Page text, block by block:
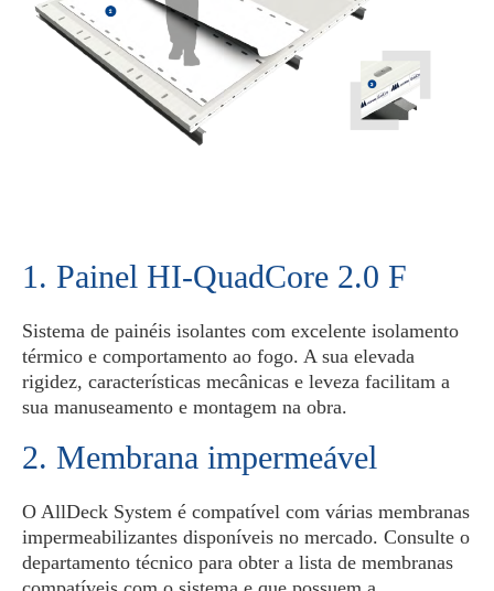
1. Painel HI-QuadCore 2.0 F
Sistema de painéis isolantes com excelente isolamento
térmico e comportamento ao fogo. A sua elevada
rigidez, características mecânicas e leveza facilitam a
sua manuseamento e montagem na obra.
2. Membrana impermeável
O AllDeck System é compatível com várias membranas
impermeabilizantes disponíveis no mercado. Consulte o
departamento técnico para obter a lista de membranas